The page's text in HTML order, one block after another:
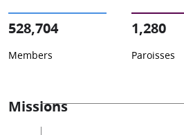
528,704
Members
1,280
Paroisses
Missions